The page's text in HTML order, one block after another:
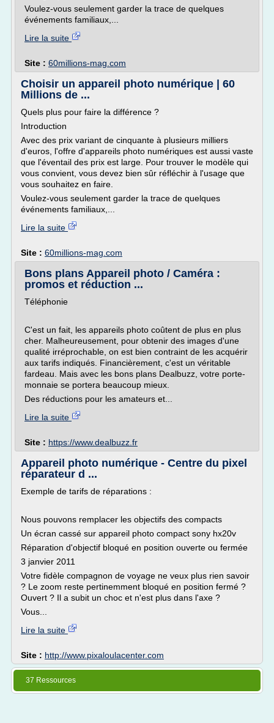
Voulez-vous seulement garder la trace de quelques
événements familiaux,...
Lire la suite
Site : 60millions-mag.com
Choisir un appareil photo numérique | 60
Millions de ...
Quels plus pour faire la différence ?
Introduction
Avec des prix variant de cinquante à plusieurs milliers
d'euros, l'offre d'appareils photo numériques est aussi vaste
que l'éventail des prix est large. Pour trouver le modèle qui
vous convient, vous devez bien sûr réfléchir à l'usage que
vous souhaitez en faire.
Voulez-vous seulement garder la trace de quelques
événements familiaux,...
Lire la suite
Site : 60millions-mag.com
Bons plans Appareil photo / Caméra :
promos et réduction ...
Téléphonie
C'est un fait, les appareils photo coûtent de plus en plus
cher. Malheureusement, pour obtenir des images d'une
qualité irréprochable, on est bien contraint de les acquérir
aux tarifs indiqués. Financièrement, c'est un véritable
fardeau. Mais avec les bons plans Dealbuzz, votre porte-
monnaie se portera beaucoup mieux.
Des réductions pour les amateurs et...
Lire la suite
Site : https://www.dealbuzz.fr
Appareil photo numérique - Centre du pixel
réparateur d ...
Exemple de tarifs de réparations :
Nous pouvons remplacer les objectifs des compacts
Un écran cassé sur appareil photo compact sony hx20v
Réparation d'objectif bloqué en position ouverte ou fermée
3 janvier 2011
Votre fidèle compagnon de voyage ne veux plus rien savoir
? Le zoom reste pertinemment bloqué en position fermé ?
Ouvert ? Il a subit un choc et n'est plus dans l'axe ?
Vous...
Lire la suite
Site : http://www.pixaloulacenter.com
37 Ressources